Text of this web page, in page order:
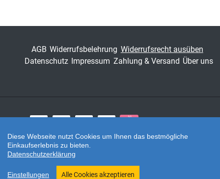
Band 39
AGB Widerrufsbelehrung Widerrufsrecht ausüben
Datenschutz Impressum Zahlung & Versand Über uns
Zahlungsarten
Twitter
Shop erstellt mit VersaCommerce.
Diese Webseite nutzt Cookies um Ihnen das bestmögliche
Einkaufserlebnis zu bieten.
Datenschutzerklärung
Einstellungen Alle Cookies akzeptieren